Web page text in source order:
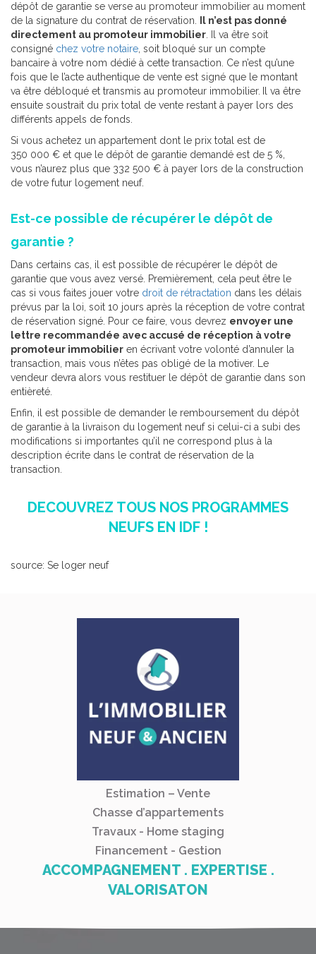
dépôt de garantie se verse au promoteur immobilier au moment
de la signature du contrat de réservation.
Il n’est pas donné
directement au promoteur immobilier . Il va être soit
consigné chez votre notaire , soit bloqué sur un compte
bancaire à votre nom dédié à cette transaction. Ce n’est qu’une
fois que le l’acte authentique de vente est signé que le montant
va être débloqué et transmis au promoteur immobilier.
Il va être
ensuite soustrait du prix total de vente restant à payer lors des
différents appels de fonds.
Si vous achetez un appartement dont le prix total est de
350 000 € et que le dépôt de garantie demandé est de 5 %,
vous n’aurez plus que 332 500 € à payer lors de la construction
de votre futur logement neuf.
Est-ce possible de récupérer le dépôt de
garantie ?
Dans certains cas, il est possible de récupérer le dépôt de
garantie que vous avez versé. Premièrement, cela peut être le
cas si vous faites jouer votre droit de rétractation dans les délais
prévus par la loi, soit 10 jours après la réception de votre contrat
de réservation signé. Pour ce faire, vous devrez envoyer une
lettre recommandée avec accusé de réception à votre
promoteur immobilier en écrivant votre volonté d’annuler la
transaction, mais vous n’êtes pas obligé de la motiver. Le
vendeur devra alors vous restituer le dépôt de garantie dans son
entièreté.
Enfin, il est possible de demander le remboursement du dépôt
de garantie à la livraison du logement neuf si celui-ci a subi des
modifications si importantes qu’il ne correspond plus à la
description écrite dans le contrat de réservation de la
transaction.
DECOUVREZ TOUS NOS PROGRAMMES
NEUFS EN IDF !
source: Se loger neuf
Estimation – Vente
Chasse d’appartements
Travaux - Home staging
Financement - Gestion
ACCOMPAGNEMENT . EXPERTISE .
VALORISATON